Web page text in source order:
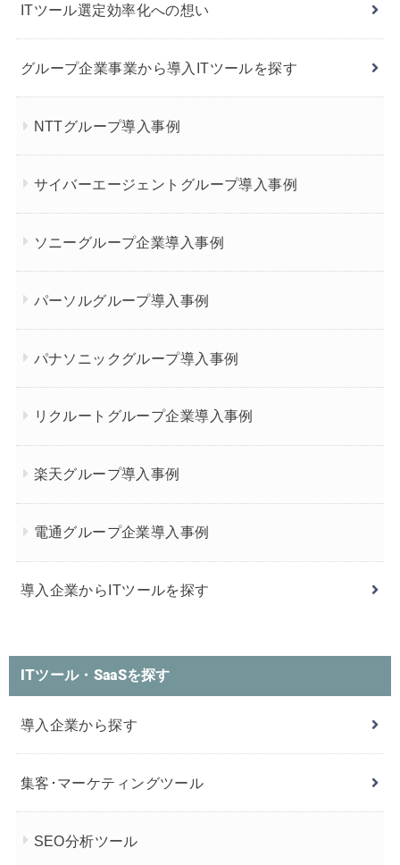
ITツール選定効率化への想い
グループ企業事業から導入ITツールを探す
NTTグループ導入事例
サイバーエージェントグループ導入事例
ソニーグループ企業導入事例
パーソルグループ導入事例
パナソニックグループ導入事例
リクルートグループ企業導入事例
楽天グループ導入事例
電通グループ企業導入事例
導入企業からITツールを探す
ITツール・SaaSを探す
導入企業から探す
集客･マーケティングツール
SEO分析ツール